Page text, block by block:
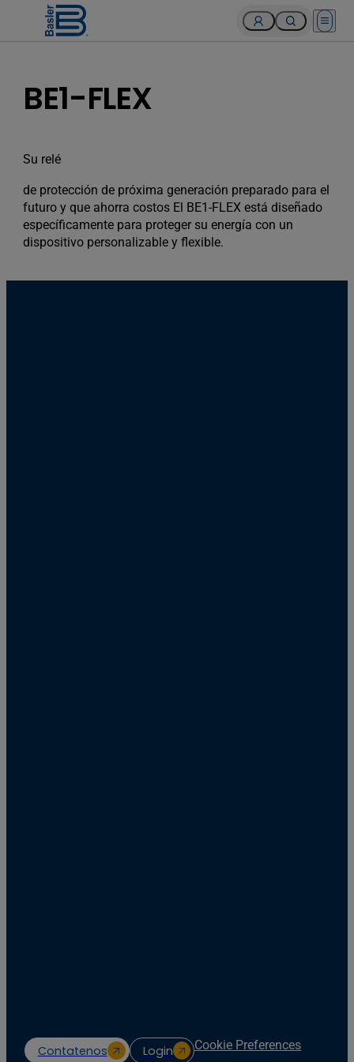
Open
BE1-FLEX
Su relé
de protección de próxima generación preparado para el
futuro y que ahorra costos El BE1-FLEX está diseñado
específicamente para proteger su energía con un
dispositivo personalizable y flexible.
Contatenos Login Cookie Preferences